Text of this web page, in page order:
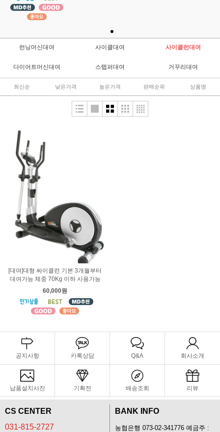
런닝머신대여 사이클대여 사이클런대여
다이어트머신대여 스텝퍼대여 거꾸리대여
최신순 낮은가격 높은가격 판매순위 상품명
[대여]대형 싸이클런 기본 3개월부터
대여가능 체중 70Kg 이하 사용가능
60,000원
공지사항 카톡상담 Q&A 회사소개
납품설치사진 기획전 배송조회 리뷰
CS CENTER
031-815-2727
BANK INFO
농협은행 073-02-341776 예금주 :